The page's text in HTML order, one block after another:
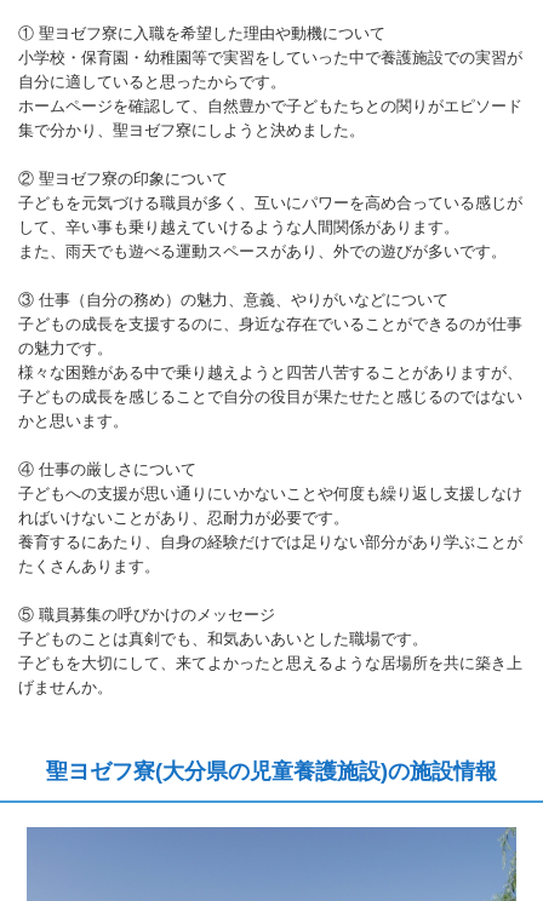
① 聖ヨゼフ寮に入職を希望した理由や動機について
小学校・保育園・幼稚園等で実習をしていった中で養護施設での実習が
自分に適していると思ったからです。
ホームページを確認して、自然豊かで子どもたちとの関りがエピソード
集で分かり、聖ヨゼフ寮にしようと決めました。
② 聖ヨゼフ寮の印象について
子どもを元気づける職員が多く、互いにパワーを高め合っている感じが
して、辛い事も乗り越えていけるような人間関係があります。
また、雨天でも遊べる運動スペースがあり、外での遊びが多いです。
③ 仕事（自分の務め）の魅力、意義、やりがいなどについて
子どもの成長を支援するのに、身近な存在でいることができるのが仕事
の魅力です。
様々な困難がある中で乗り越えようと四苦八苦することがありますが、
子どもの成長を感じることで自分の役目が果たせたと感じるのではない
かと思います。
④ 仕事の厳しさについて
子どもへの支援が思い通りにいかないことや何度も繰り返し支援しなけ
ればいけないことがあり、忍耐力が必要です。
養育するにあたり、自身の経験だけでは足りない部分があり学ぶことが
たくさんあります。
⑤ 職員募集の呼びかけのメッセージ
子どものことは真剣でも、和気あいあいとした職場です。
子どもを大切にして、来てよかったと思えるような居場所を共に築き上
げませんか。
聖ヨゼフ寮(大分県の児童養護施設)の施設情報